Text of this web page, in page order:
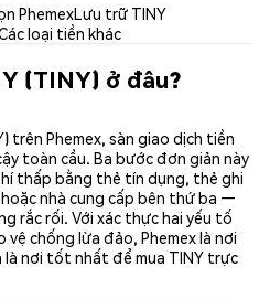
PhemexLưu trữ TINY
loại tiền khác
(TINY) ở đâu?
trên Phemex, sàn giao dịch tiền
toàn cầu. Ba bước đơn giản này
thấp bằng thẻ tín dụng, thẻ ghi
nhà cung cấp bên thứ ba —
rắc rối. Với xác thực hai yếu tố
vệ chống lừa đảo, Phemex là nơi
là nơi tốt nhất để mua TINY trực